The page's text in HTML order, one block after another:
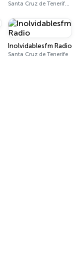
Santa Cruz de Tenerife 105.3 FM
Inolvidablesfm Radio
Santa Cruz de Tenerife